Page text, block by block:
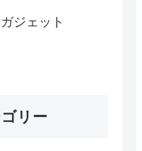
ジェット
リー